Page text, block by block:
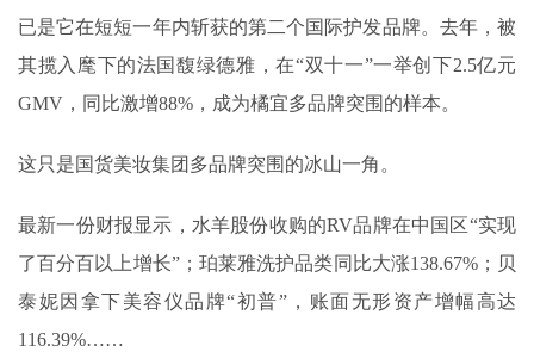
已是它在短短一年内斩获的第二个国际护发品牌。去年，被
其揽入麾下的法国馥绿德雅，在“双十一”一举创下2.5亿元
GMV，同比激增88%，成为橘宜多品牌突围的样本。
这只是国货美妆集团多品牌突围的冰山一角。
最新一份财报显示，水羊股份收购的RV品牌在中国区“实现
了百分百以上增长”；珀莱雅洗护品类同比大涨138.67%；贝
泰妮因拿下美容仪品牌“初普”，账面无形资产增幅高达
116.39%……